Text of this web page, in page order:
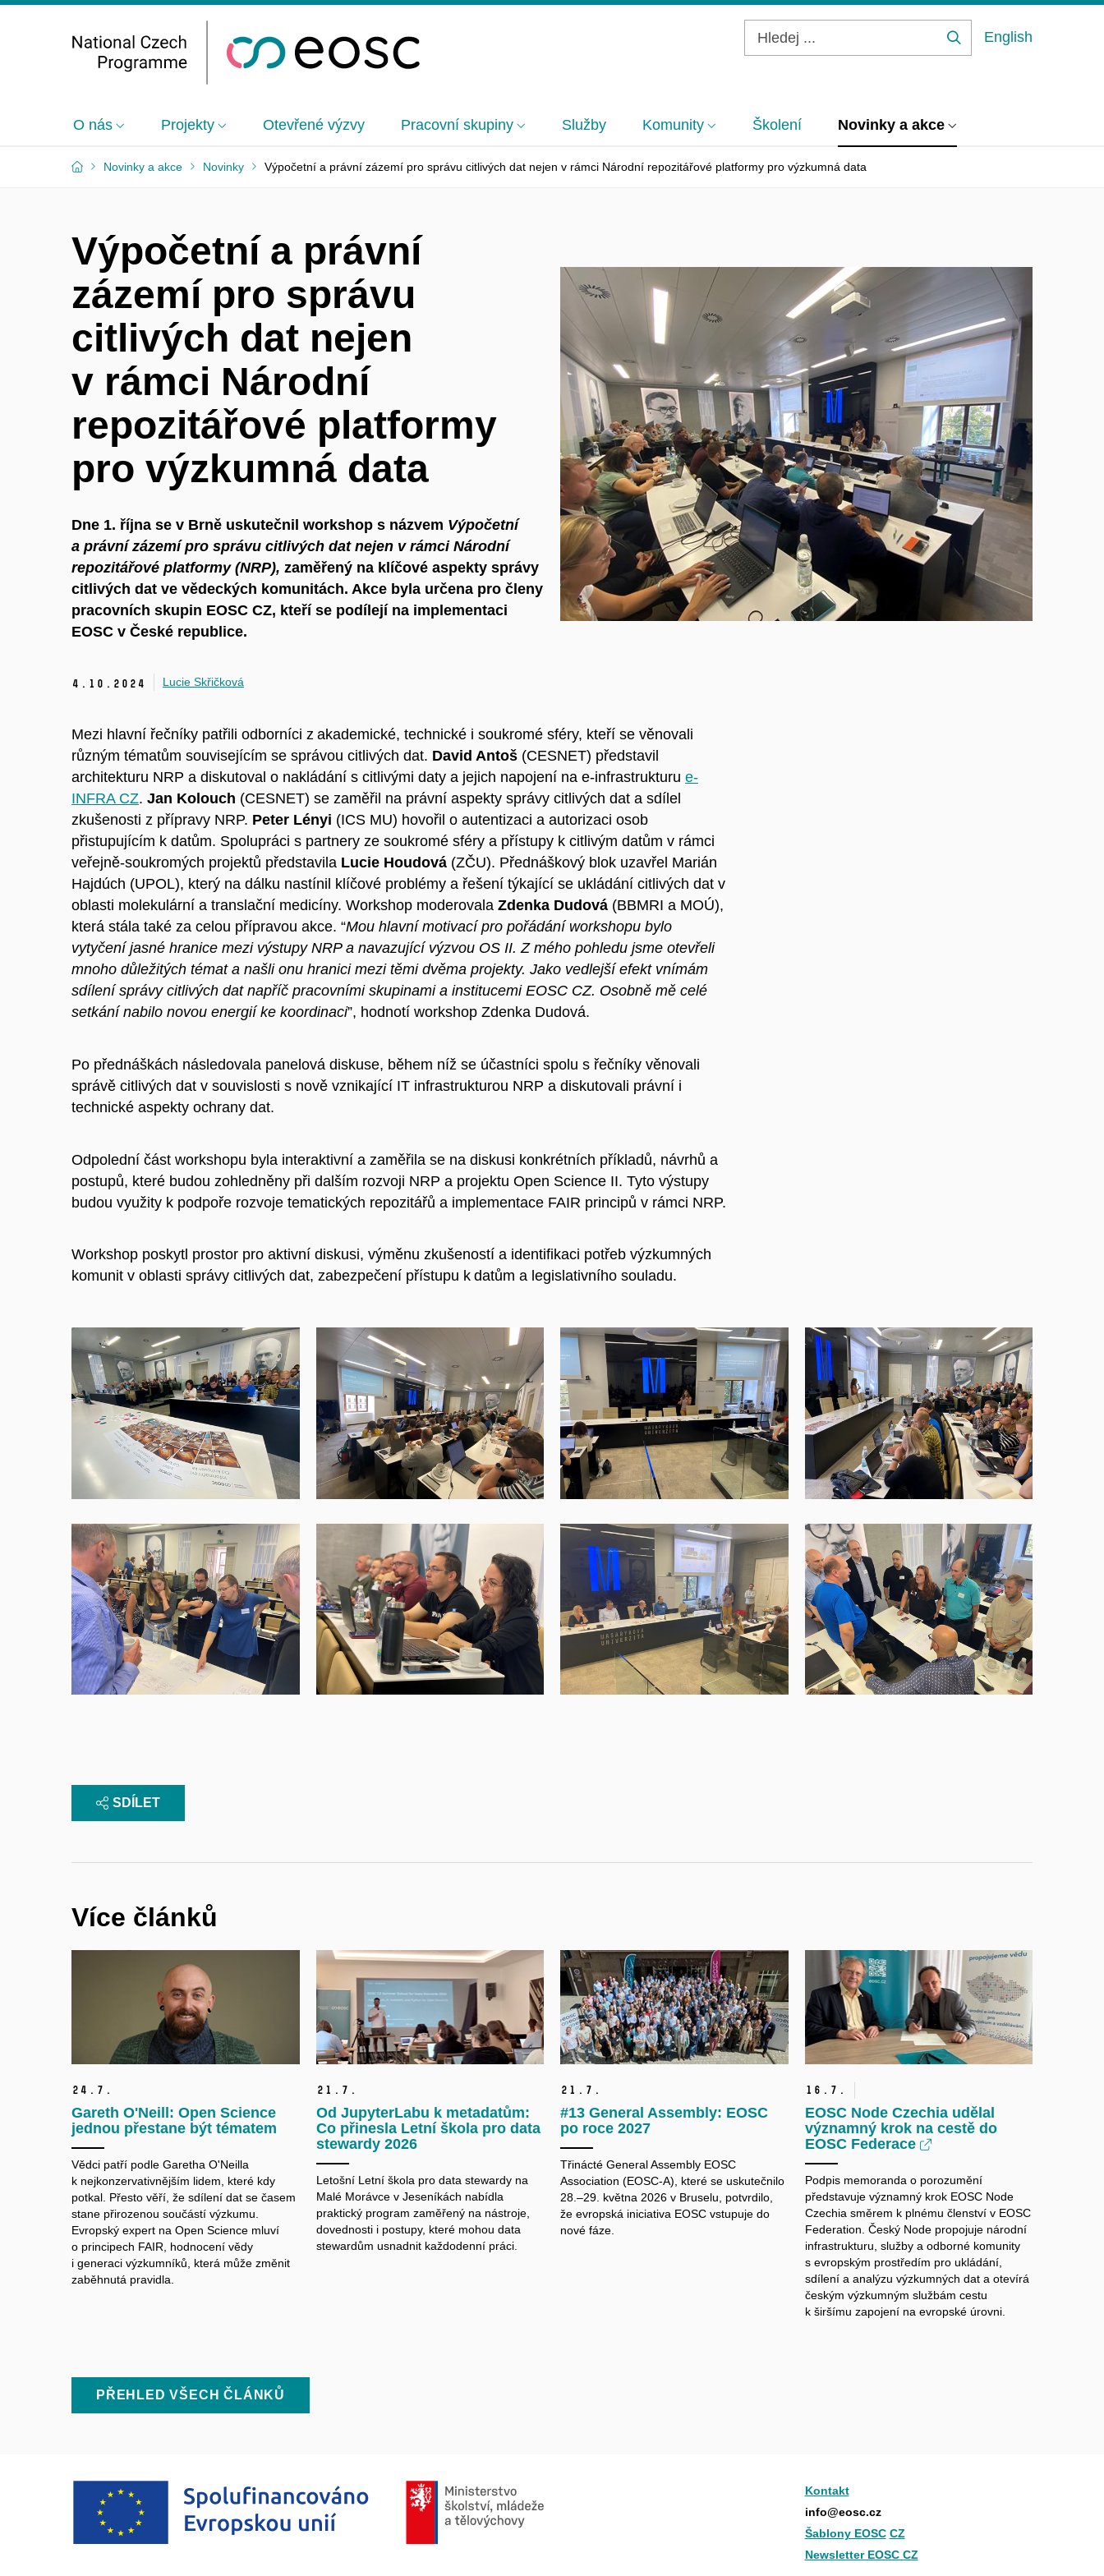
English
O nás Projekty Otevřené výzvy Pracovní skupiny Služby Komunity Školení Novinky a akce
Novinky a akce Novinky Výpočetní a právní zázemí pro správu citlivých dat nejen v rámci Národní repozitářové platformy pro výzkumná data
Výpočetní a právní
zázemí pro správu
citlivých dat nejen
v rámci Národní
repozitářové platformy
pro výzkumná data
Dne 1. října se v Brně uskutečnil workshop s názvem Výpočetní
a právní zázemí pro správu citlivých dat nejen v rámci Národní
repozitářové platformy (NRP), zaměřený na klíčové aspekty správy
citlivých dat ve vědeckých komunitách. Akce byla určena pro členy
pracovních skupin EOSC CZ, kteří se podílejí na implementaci
EOSC v České republice.
4. 10. 2024 Lucie Skřičková
Mezi hlavní řečníky patřili odborníci z akademické, technické i soukromé sféry, kteří se věnovali
různým tématům souvisejícím se správou citlivých dat. David Antoš (CESNET) představil
architekturu NRP a diskutoval o nakládání s citlivými daty a jejich napojení na e-infrastrukturu e-
INFRA CZ. Jan Kolouch (CESNET) se zaměřil na právní aspekty správy citlivých dat a sdílel
zkušenosti z přípravy NRP. Peter Lényi (ICS MU) hovořil o autentizaci a autorizaci osob
přistupujícím k datům. Spolupráci s partnery ze soukromé sféry a přístupy k citlivým datům v rámci
veřejně-soukromých projektů představila Lucie Houdová (ZČU). Přednáškový blok uzavřel Marián
Hajdúch (UPOL), který na dálku nastínil klíčové problémy a řešení týkající se ukládání citlivých dat v
oblasti molekulární a translační medicíny. Workshop moderovala Zdenka Dudová (BBMRI a MOÚ),
která stála také za celou přípravou akce. “Mou hlavní motivací pro pořádání workshopu bylo
vytyčení jasné hranice mezi výstupy NRP a navazující výzvou OS II. Z mého pohledu jsme otevřeli
mnoho důležitých témat a našli onu hranici mezi těmi dvěma projekty. Jako vedlejší efekt vnímám
sdílení správy citlivých dat napříč pracovními skupinami a institucemi EOSC CZ. Osobně mě celé
setkání nabilo novou energií ke koordinaci”, hodnotí workshop Zdenka Dudová.
Po přednáškách následovala panelová diskuse, během níž se účastníci spolu s řečníky věnovali
správě citlivých dat v souvislosti s nově vznikající IT infrastrukturou NRP a diskutovali právní i
technické aspekty ochrany dat.
Odpolední část workshopu byla interaktivní a zaměřila se na diskusi konkrétních příkladů, návrhů a
postupů, které budou zohledněny při dalším rozvoji NRP a projektu Open Science II. Tyto výstupy
budou využity k podpoře rozvoje tematických repozitářů a implementace FAIR principů v rámci NRP.
Workshop poskytl prostor pro aktivní diskusi, výměnu zkušeností a identifikaci potřeb výzkumných
komunit v oblasti správy citlivých dat, zabezpečení přístupu k datům a legislativního souladu.
SDÍLET
Více článků
24. 7.
Gareth O'Neill: Open Science
jednou přestane být tématem
Vědci patří podle Garetha O'Neilla
k nejkonzervativnějším lidem, které kdy
potkal. Přesto věří, že sdílení dat se časem
stane přirozenou součástí výzkumu.
Evropský expert na Open Science mluví
o principech FAIR, hodnocení vědy
i generaci výzkumníků, která může změnit
zaběhnutá pravidla.
21. 7.
Od JupyterLabu k metadatům:
Co přinesla Letní škola pro data
stewardy 2026
Letošní Letní škola pro data stewardyna
Malé Morávce v Jeseníkách nabídla
praktický program zaměřený na nástroje,
dovednosti i postupy, které mohou data
stewardům usnadnit každodenní práci.
21. 7.
#13 General Assembly: EOSC
po roce 2027
Třinácté General Assembly EOSC
Association (EOSC-A), které se uskutečnilo
28.–29. května 2026 v Bruselu, potvrdilo,
že evropská iniciativa EOSC vstupuje do
nové fáze.
16. 7.
EOSC Node Czechia udělal
významný krok na cestě do
EOSC Federace
Podpis memoranda o porozumění
představuje významný krok EOSC Node
Czechia směrem k plnému členství v EOSC
Federation. Český Node propojuje národní
infrastrukturu, služby a odborné komunity
s evropským prostředím pro ukládání,
sdílení a analýzu výzkumných dat a otevírá
českým výzkumným službám cestu
k širšímu zapojení na evropské úrovni.
PŘEHLED VŠECH ČLÁNKŮ
Kontakt
info@eosc.cz
Šablony EOSC CZ
Newsletter EOSC CZ